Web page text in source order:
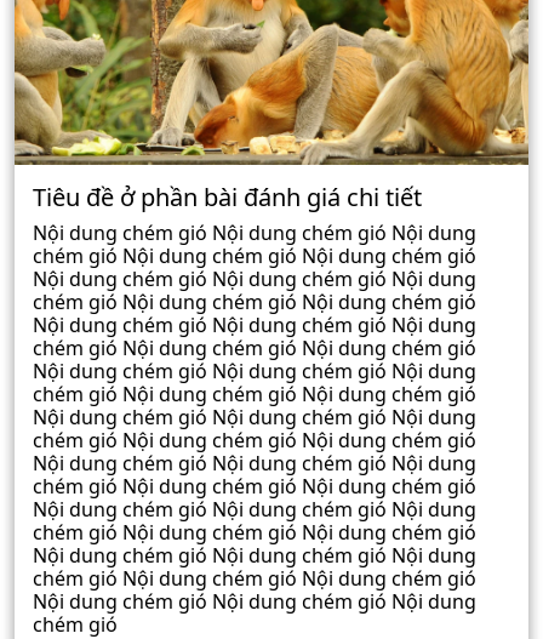
Tiêu đề ở phần bài đánh giá chi tiết
Nội dung chém gió Nội dung chém gió Nội dung
chém gió Nội dung chém gió Nội dung chém gió
Nội dung chém gió Nội dung chém gió Nội dung
chém gió Nội dung chém gió Nội dung chém gió
Nội dung chém gió Nội dung chém gió Nội dung
chém gió Nội dung chém gió Nội dung chém gió
Nội dung chém gió Nội dung chém gió Nội dung
chém gió Nội dung chém gió Nội dung chém gió
Nội dung chém gió Nội dung chém gió Nội dung
chém gió Nội dung chém gió Nội dung chém gió
Nội dung chém gió Nội dung chém gió Nội dung
chém gió Nội dung chém gió Nội dung chém gió
Nội dung chém gió Nội dung chém gió Nội dung
chém gió Nội dung chém gió Nội dung chém gió
Nội dung chém gió Nội dung chém gió Nội dung
chém gió Nội dung chém gió Nội dung chém gió
Nội dung chém gió Nội dung chém gió Nội dung
chém gió